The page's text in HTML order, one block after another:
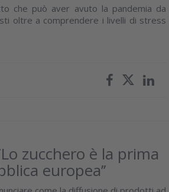
che può aver avuto la pandemia da
oltre a comprendere i livelli di stress
zucchero è la prima
europea’’